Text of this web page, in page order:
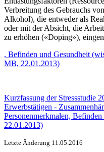
Verbreitung des Gebrauchs
Alkohol), die entweder als
oder mit der Absicht, die
zu erhöhen («Doping»),
, Befinden und Gesundheit
MB, 22.01.2013)
Kurzfassung der Stressstudie
Erwerbstätigen -
Personenmerkmalen,
22.01.2013)
Letzte Änderung 11.05.2016